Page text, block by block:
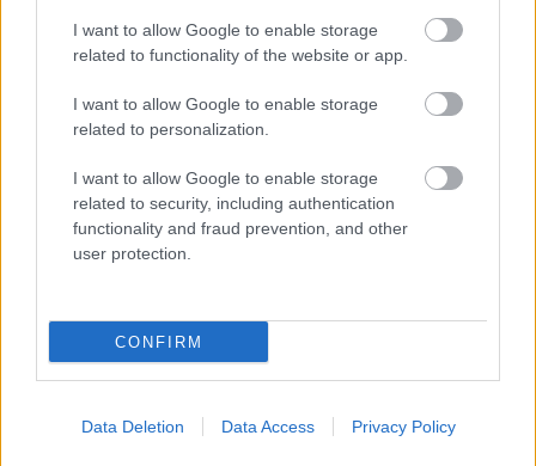
I want to allow Google to enable storage
related to functionality of the website or app.
I want to allow Google to enable storage
related to personalization.
I want to allow Google to enable storage
related to security, including authentication
functionality and fraud prevention, and other
user protection.
CONFIRM
Data Deletion Data Access Privacy Policy
Nem szeretne lemaradni semmiről? Csak egy kattintás, és hírlevelünk a
legfrissebb információkkal és exkluzív tartalmakkal hétről hétre
A SZOL24 legfrissebb 24 cikke
Szolnokon egy kulcsfontosságú körforgalmat részlegesen
lezárnak a napokban, a közlekedés az átlagost is meghaladó
Elromlott a biztosítóberendezés a ceglédi vasútvonalon,
alapos késések alakultak ki a menetrendhez képest,
Ön szerint hogy készül a hamisítatlan szolnoki habos isler?